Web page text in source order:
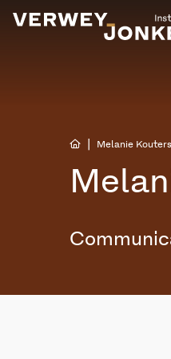
Melanie Kouters